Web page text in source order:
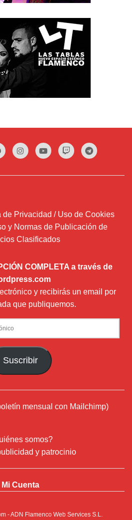
Privacidad / Uso de Cookies
y Normas de Publicación de
Clasificados
COMPLETA a través de
y recibirás un email por
que publiquemos.
Suscribir
mensual con Mailchimp)
somos?
y patrocinio
Mi Cuenta
- ADN Flamenco Web Services S.L.